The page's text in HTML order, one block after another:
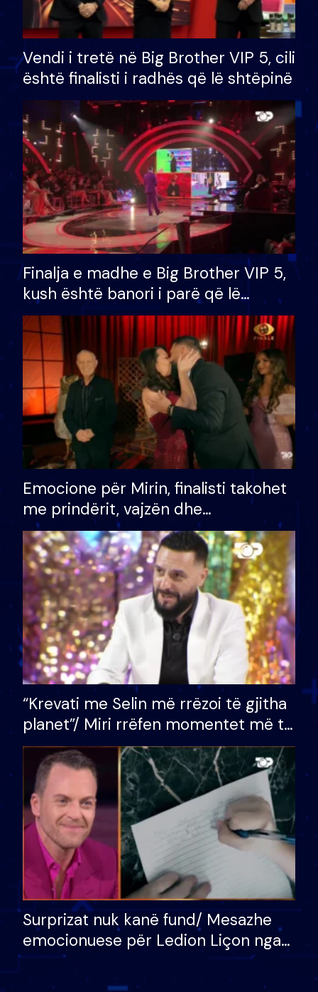
Vendi i tretë në Big Brother VIP 5, cili
është finalisti i radhës që lë shtëpinë
Finalja e madhe e Big Brother VIP 5,
kush është banori i parë që lë
shtëpinë dhe humb mundësinë për
të fituar çmimin e madh
Emocione për Mirin, finalisti takohet
me prindërit, vajzën dhe
bashkëshorten: S’kemi ndonjë letër
divorci apo jo?
“Krevati me Selin më rrëzoi të gjitha
planet”/ Miri rrëfen momentet më të
bukura në shtëpinë e BB VIP: Do më
mungojë zilja e mëngjesit kur…
Surprizat nuk kanë fund/ Mesazhe
emocionuese për Ledion Liçon nga
nëna dhe fëmijët e tij, moderatori
nuk i mban dot lotët: Nuk meritoj…